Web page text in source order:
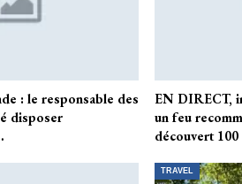
: le responsable des
disposer
EN DIRECT,
un feu
découvert
TRAVEL